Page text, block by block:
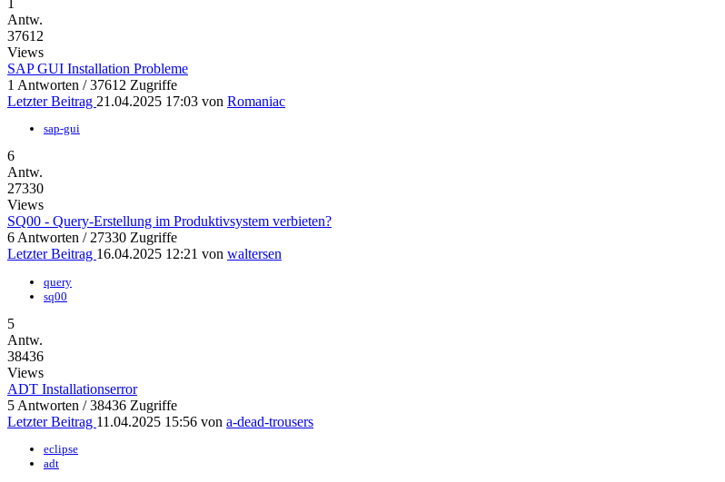
Antw.
37612
Views
SAP GUI Installation Probleme
1 Antworten / 37612 Zugriffe
Letzter Beitrag 21.04.2025 17:03 von Romaniac
sap-gui
6
Antw.
27330
Views
SQ00 - Query-Erstellung im Produktivsystem verbieten?
6 Antworten / 27330 Zugriffe
Letzter Beitrag 16.04.2025 12:21 von waltersen
query
sq00
5
Antw.
38436
Views
ADT Installationserror
5 Antworten / 38436 Zugriffe
Letzter Beitrag 11.04.2025 15:56 von a-dead-trousers
eclipse
adt